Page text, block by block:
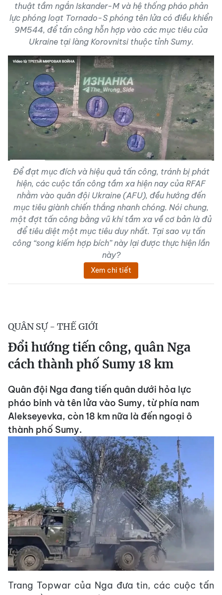
thuật tầm ngắn Iskander-M và hệ thống pháo phản
lực phóng loạt Tornado-S phóng tên lửa có điều khiển
9M544, để tấn công hỗn hợp vào các mục tiêu của
Ukraine tại làng Korovnitsi thuộc tỉnh Sumy.
Để đạt mục đích và hiệu quả tấn công, tránh bị phát
hiện, các cuộc tấn công tầm xa hiện nay của RFAF
nhằm vào quân đội Ukraine (AFU), đều hướng đến
mục tiêu giành chiến thắng nhanh chóng. Nói chung,
một đợt tấn công bằng vũ khí tầm xa về cơ bản là đủ
để tiêu diệt một mục tiêu duy nhất. Tại sao vụ tấn
công “song kiếm hợp bích” này lại được thực hiện lần
này?
Xem chi tiết
QUÂN SỰ - THẾ GIỚI
Đổi hướng tiến công, quân Nga
cách thành phố Sumy 18 km
Quân đội Nga đang tiến quân dưới hỏa lực
pháo binh và tên lửa vào Sumy, từ phía nam
Alekseyevka, còn 18 km nữa là đến ngoại ô
thành phố Sumy.
Trang Topwar của Nga đưa tin, các cuộc tấn